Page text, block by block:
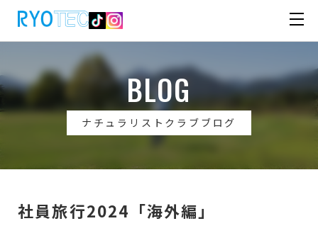
BLOG
ナチュラリストクラブブログ
社員旅行2024「海外編」